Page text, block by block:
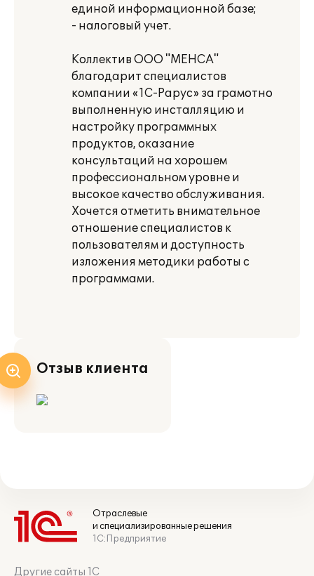
единой информационной базе;
- налоговый учет.
Коллектив ООО "МЕНСА"
благодарит специалистов
компании «1С-Рарус» за грамотно
выполненную инсталляцию и
настройку программных
продуктов, оказание
консультаций на хорошем
профессиональном уровне и
высокое качество обслуживания.
Хочется отметить внимательное
отношение специалистов к
пользователям и доступность
изложения методики работы с
программами.
Отзыв клиента
Отраслевые
и специализированные решения
1С:Предприятие
Другие сайты 1С